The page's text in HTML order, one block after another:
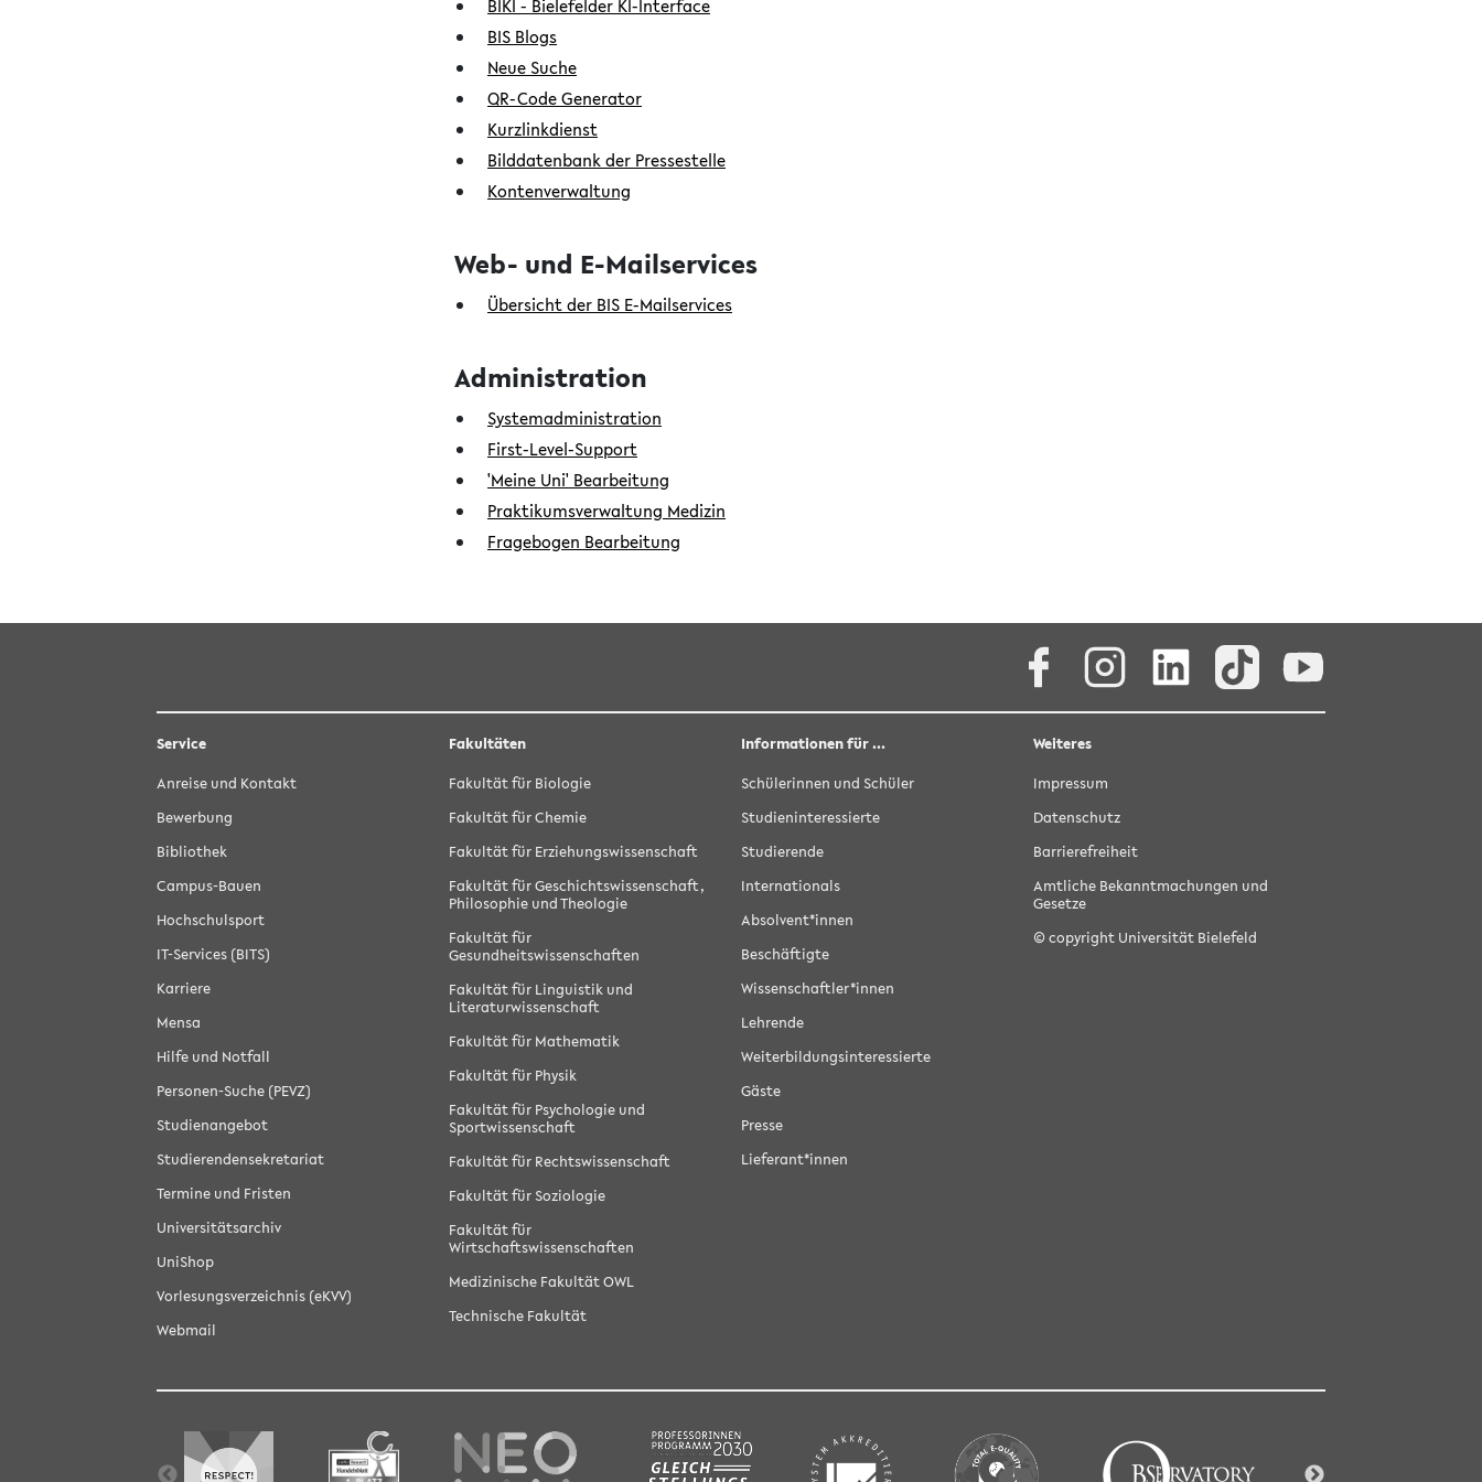
BIKI - Bielefelder KI-Interface
BIS Blogs
Neue Suche
QR-Code Generator
Kurzlinkdienst
Bilddatenbank der Pressestelle
Kontenverwaltung
Web- und E-Mailservices
Übersicht der BIS E-Mailservices
Administration
Systemadministration
First-Level-Support
'Meine Uni' Bearbeitung
Praktikumsverwaltung Medizin
Fragebogen Bearbeitung
Service
Anreise und Kontakt
Bewerbung
Bibliothek
Campus-Bauen
Hochschulsport
IT-Services (BITS)
Karriere
Mensa
Hilfe und Notfall
Personen-Suche (PEVZ)
Studienangebot
Studierendensekretariat
Termine und Fristen
Universitätsarchiv
UniShop
Vorlesungsverzeichnis (eKVV)
Webmail
Fakultäten
Fakultät für Biologie
Fakultät für Chemie
Fakultät für Erziehungswissenschaft
Fakultät für Geschichtswissenschaft,
Philosophie und Theologie
Fakultät für
Gesundheitswissenschaften
Fakultät für Linguistik und
Literaturwissenschaft
Fakultät für Mathematik
Fakultät für Physik
Fakultät für Psychologie und
Sportwissenschaft
Fakultät für Rechtswissenschaft
Fakultät für Soziologie
Fakultät für
Wirtschaftswissenschaften
Medizinische Fakultät OWL
Technische Fakultät
Informationen für ...
Schülerinnen und Schüler
Studieninteressierte
Studierende
Internationals
Absolvent*innen
Beschäftigte
Wissenschaftler*innen
Lehrende
Weiterbildungsinteressierte
Gäste
Presse
Lieferant*innen
Weiteres
Impressum
Datenschutz
Barrierefreiheit
Amtliche Bekanntmachungen und
Gesetze
© copyright Universität Bielefeld